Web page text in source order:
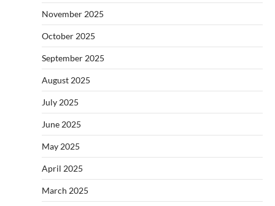
November 2025
October 2025
September 2025
August 2025
July 2025
June 2025
May 2025
April 2025
March 2025